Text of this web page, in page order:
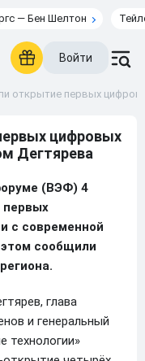
— Бен Шелтон
Войти
открытие первых
цифровых
Дегтярева
(ВЭФ) 4
первых
с современной
сообщили
глава
и генеральный
технологии»